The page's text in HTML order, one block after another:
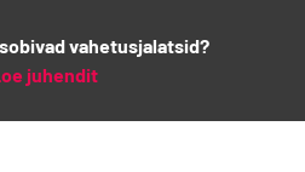
vahetusjalatsid?
juhendit